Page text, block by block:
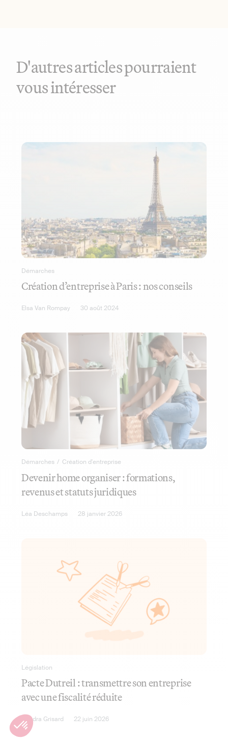
D'autres articles pourraient
vous intéresser
Démarches
Création d’entreprise à Paris : nos conseils
Elsa Van Rompay 30 août 2024
Démarches / Création d'entreprise
Devenir home organiser : formations,
revenus et statuts juridiques
Léa Deschamps 28 janvier 2026
Législation
Pacte Dutreil : transmettre son entreprise
avec une fiscalité réduite
Sandra Grisard 22 juin 2026